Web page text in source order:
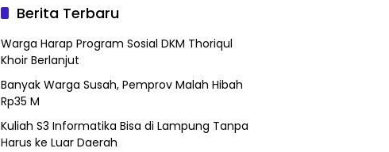
Berita Terbaru
Warga Harap Program Sosial DKM Thoriqul
Khoir Berlanjut
Banyak Warga Susah, Pemprov Malah Hibah
Rp35 M
Kuliah S3 Informatika Bisa di Lampung Tanpa
Harus ke Luar Daerah